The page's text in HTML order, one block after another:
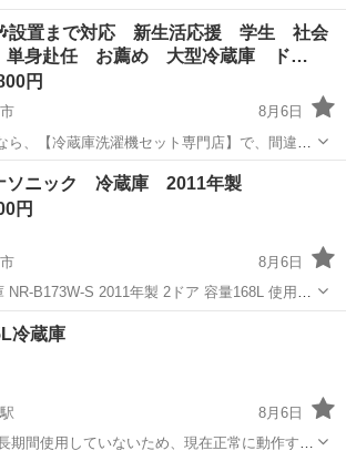
任の方に、大好評のセットになっておりま
裾野駅 キッチン家電 商品
設置まで対応 新生活応援 学生 社会
身赴任 お薦め 大型冷蔵庫 ド…
円
8月6日
任の方に、大好評のセットになっておりま
ッチン家電 ドラム式洗濯機
ソニック 冷蔵庫 2011年製
円
8月6日
B173W-S 2011年製 2ドア 容量168L 使用感
汚れ等あります。 動作確認済み。 取りに来て
します。
キッチン家電
冷蔵庫
8月6日
期間使用していないため、現在正常に動作する